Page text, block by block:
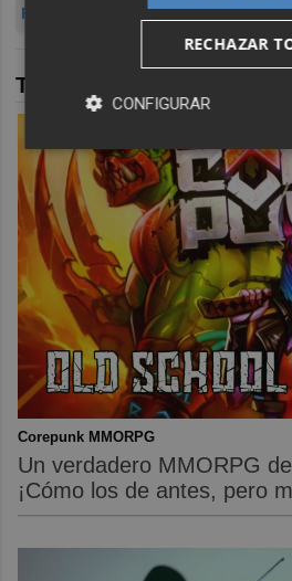
FÚTBOL
TAMBIÉN TE PUEDE
Corepunk MMORPG
Un verdadero MMORPG
¡Cómo los de antes, pero
RECHAZAR
CONFIGURAR